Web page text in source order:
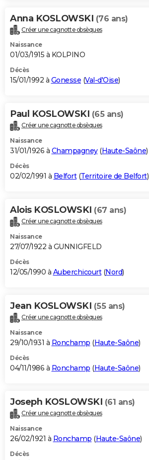
Anna KOSLOWSKI (76 ans)
Créer une cagnotte obsèques
Naissance
01/03/1915 à KOLPINO
Décès
15/01/1992 à Gonesse (Val-d'Oise)
Paul KOSLOWSKI (65 ans)
Créer une cagnotte obsèques
Naissance
31/01/1926 à Champagney(Haute-Saône)
Décès
02/02/1991 à Belfort(Territoire de Belfort)
Alois KOSLOWSKI (67 ans)
Créer une cagnotte obsèques
Naissance
27/07/1922 à GUNNIGFELD
Décès
12/05/1990 à Auberchicourt(Nord)
Jean KOSLOWSKI (55 ans)
Créer une cagnotte obsèques
Naissance
29/10/1931 à Ronchamp (Haute-Saône)
Décès
04/11/1986 à Ronchamp (Haute-Saône)
Joseph KOSLOWSKI (61 ans)
Créer une cagnotte obsèques
Naissance
26/02/1921 à Ronchamp (Haute-Saône)
Décès